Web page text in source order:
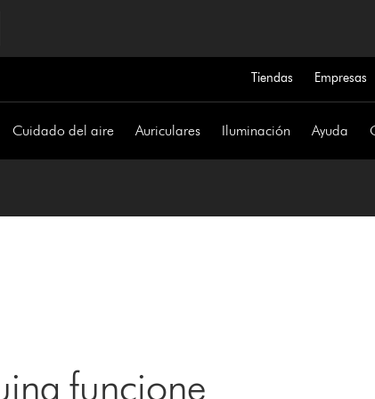
Tiendas Empresas
Cuidado del aire Auriculares Iluminación Ayuda
funcione